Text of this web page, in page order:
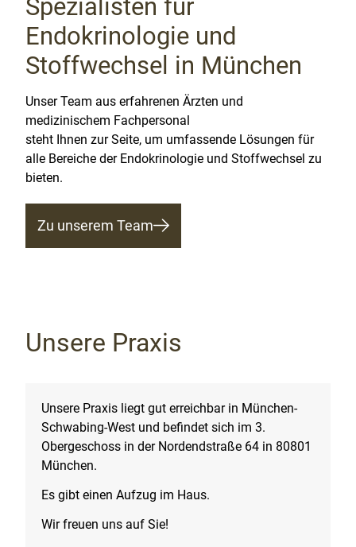
Spezialisten für
Endokrinologie und
Stoffwechsel in München
Unser Team aus erfahrenen Ärzten und
medizinischem Fachpersonal
steht Ihnen zur Seite, um umfassende Lösungen für
alle Bereiche der Endokrinologie und Stoffwechsel zu
bieten.
Zu unserem Team
Unsere Praxis
Unsere Praxis liegt gut erreichbar in München-
Schwabing-West und befindet sich im 3.
Obergeschoss in der Nordendstraße 64 in 80801
München.
Es gibt einen Aufzug im Haus.
Wir freuen uns auf Sie!